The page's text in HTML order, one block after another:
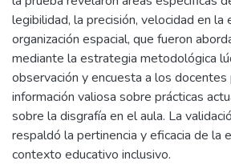
legibilidad, la precisión, velocidad en la
organización espacial, que fueron
mediante la estrategia metodológica
observación y encuesta a los docentes
información valiosa sobre prácticas
sobre la disgrafía en el aula. La
respaldó la pertinencia y eficacia de la
contexto educativo inclusivo.